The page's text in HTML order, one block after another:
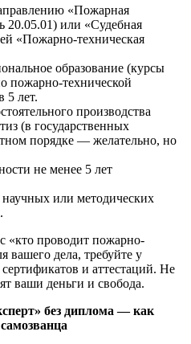
«Пожарная
20.05.01) или «Судебная
«Пожарно-техническая
образование (курсы
пожарно-технической
5 лет.
производства
(в государственных
порядке — желательно, но
не менее 5 лет
или методических
«кто проводит пожарно-
вашего дела, требуйте у
и аттестаций. Не
ваши деньги и свобода.
без диплома — как